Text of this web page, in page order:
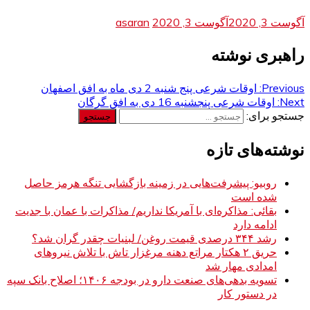
آگوست 3, 2020 آگوست 3, 2020 asaran
راهبری نوشته
Previous: اوقات شرعی پنج شنبه 2 دی ماه به افق اصفهان
Next: اوقات شرعی پنجشنبه 16 دی به افق گرگان
جستجو برای:
نوشته‌های تازه
روبیو: پیشرفت‌هایی در زمینه بازگشایی تنگه هرمز حاصل
شده است
بقائی: مذاکره‌ای با آمریکا نداریم/ مذاکرات با عمان با جدیت
ادامه دارد
رشد ۳۴۴ درصدی قیمت روغن/ لبنیات چقدر گران شد؟
حریق ۲ هکتار مراتع دهنه مرغزار تاش با تلاش نیروهای
امدادی مهار شد
تسویه بدهی‌های صنعت دارو در بودجه ۱۴۰۶؛ اصلاح بانک سپه
در دستور کار